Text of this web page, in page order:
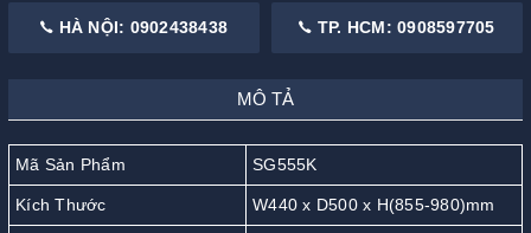
HÀ NỘI: 0902438438 TP. HCM: 0908597705
MÔ TẢ
Mã Sản Phẩm SG555K
Kích Thước W440 x D500 x H(855-980)mm